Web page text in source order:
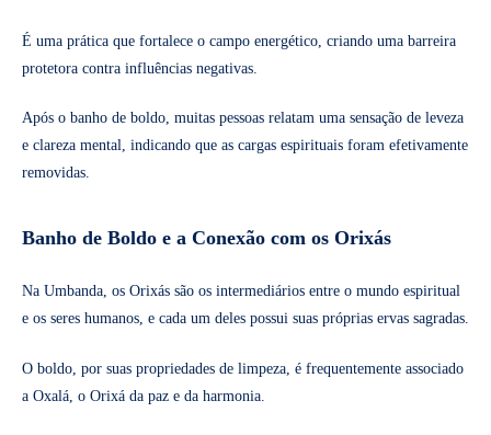
É uma prática que fortalece o campo energético, criando uma barreira
protetora contra influências negativas.
Após o banho de boldo, muitas pessoas relatam uma sensação de leveza
e clareza mental, indicando que as cargas espirituais foram efetivamente
removidas.
Banho de Boldo e a Conexão com os Orixás
Na Umbanda, os Orixás são os intermediários entre o mundo espiritual
e os seres humanos, e cada um deles possui suas próprias ervas sagradas.
O boldo, por suas propriedades de limpeza, é frequentemente associado
a Oxalá, o Orixá da paz e da harmonia.